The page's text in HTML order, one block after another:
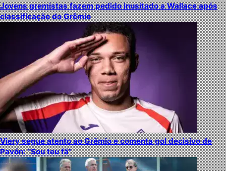
Jovens gremistas fazem pedido inusitado a Wallace após
classificação do Grêmio
Viery segue atento ao Grêmio e comenta gol decisivo de
Pavón: “Sou teu fã”